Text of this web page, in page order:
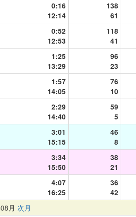
0:16
12:14
138
61
0:52
12:53
118
41
1:25
13:29
96
23
1:57
14:05
76
10
2:29
14:40
59
5
3:01
15:15
46
8
3:34
15:50
38
21
4:07
16:25
36
42
月 次月